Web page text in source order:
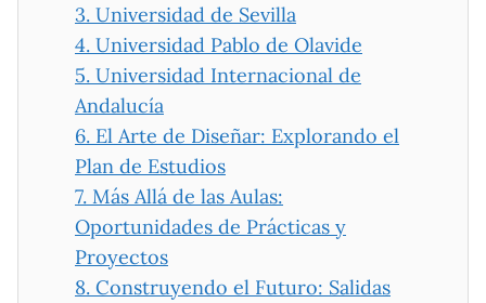
3. Universidad de Sevilla
4. Universidad Pablo de Olavide
5. Universidad Internacional de
Andalucía
6. El Arte de Diseñar: Explorando el
Plan de Estudios
7. Más Allá de las Aulas:
Oportunidades de Prácticas y
Proyectos
8. Construyendo el Futuro: Salidas